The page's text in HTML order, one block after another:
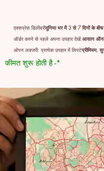
एक्सप्रेस डिलीवरीदुनिया भर में 3 से 7 दिनों के
ऑर्डर करने से पहले अपना उपहार देखें:आसान
ओपन लक्जरी: प्रत्येक उपहार में लिपटेप्रीमियम,
कीमत शुरू होती है -*